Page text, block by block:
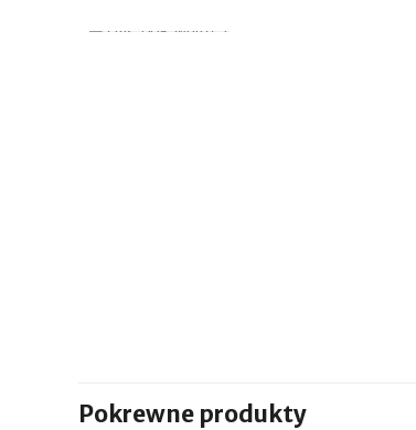
Pokrewne produkty